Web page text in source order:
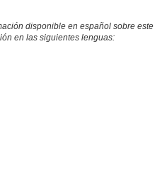
disponible en español sobre este
en las siguientes lenguas: